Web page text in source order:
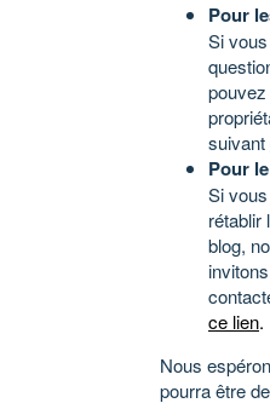
Pour
Si
suivant
Pour
Si
rétablir
blog,
ce lien.
Nous
pourra être